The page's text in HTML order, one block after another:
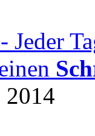
Jeder
2014